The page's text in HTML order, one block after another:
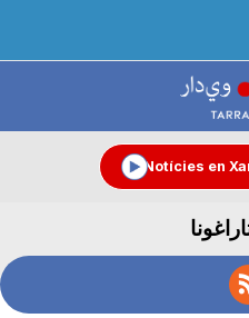
Notícies en